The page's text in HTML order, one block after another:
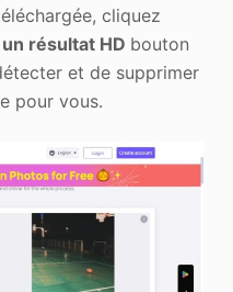
cliquez
résultat HD bouton
et de supprimer
pour vous.